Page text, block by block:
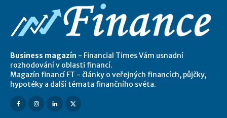
Business magazín - Financial Times Vám usnadní
rozhodování v oblasti financí.
Magazín financí FT - články o veřejných financích, půjčky,
hypotéky a další témata finančního svéta.